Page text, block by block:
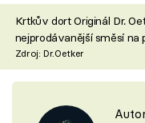
Krtkův dort Originál Dr.
nejprodávanější směsí na
Zdroj: Dr.Oetker